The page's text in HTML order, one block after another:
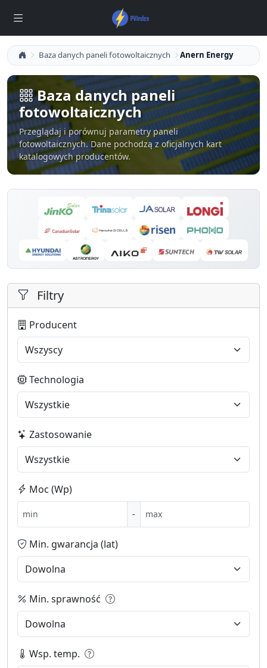
Baza danych paneli fotowoltaicznych Anern Energy
Baza danych paneli
fotowoltaicznych
Przeglądaj i porównuj parametry paneli
fotowoltaicznych. Dane pochodzą z oficjalnych kart
katalogowych producentów.
Filtry
Producent
Technologia
Zastosowanie
Moc (Wp)
-
Min. gwarancja (lat)
Min. sprawność
Wsp. temp.